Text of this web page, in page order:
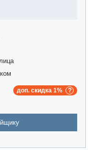
доп. скидка 1%